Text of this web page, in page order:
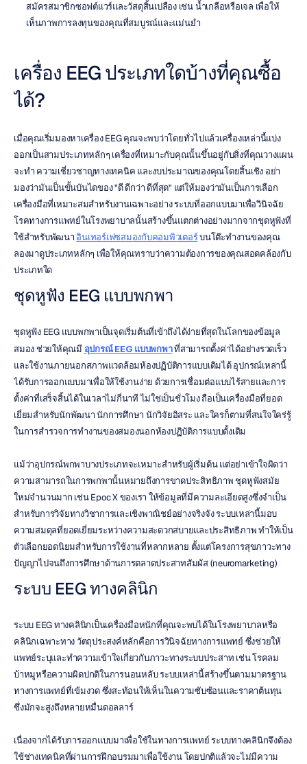
สมัครสมาชิกซอฟต์แวร์และวัสดุสิ้นเปลือง เช่น น้ำเกลือหรือเจล เพื่อให้
เห็นภาพการลงทุนของคุณที่สมบูรณ์และแม่นยำ
เครื่อง EEG ประเภทใดบ้างที่คุณซื้อ
ได้?
เมื่อคุณเริ่มมองหาเครื่อง EEG คุณจะพบว่าโดยทั่วไปแล้วเครื่องเหล่านี้แบ่ง
ออกเป็นสามประเภทหลักๆ เครื่องที่เหมาะกับคุณนั้นขึ้นอยู่กับสิ่งที่คุณวางแผน
จะทำ ความเชี่ยวชาญทางเทคนิค และงบประมาณของคุณโดยสิ้นเชิง อย่า
มองว่ามันเป็นขั้นบันไดของ "ดี ดีกว่า ดีที่สุด" แต่ให้มองว่ามันเป็นการเลือก
เครื่องมือที่เหมาะสมสำหรับงานเฉพาะอย่าง ระบบที่ออกแบบมาเพื่อวินิจฉัย
โรคทางการแพทย์ในโรงพยาบาลนั้นสร้างขึ้นแตกต่างอย่างมากจากชุดหูฟังที่
ใช้สำหรับพัฒนา อินเทอร์เฟซสมองกับคอมพิวเตอร์ บนโต๊ะทำงานของคุณ
ลองมาดูประเภทหลักๆ เพื่อให้คุณทราบว่าความต้องการของคุณสอดคล้องกับ
ประเภทใด
ชุดหูฟัง EEG แบบพกพา
ชุดหูฟัง EEG แบบพกพาเป็นจุดเริ่มต้นที่เข้าถึงได้ง่ายที่สุดในโลกของข้อมูล
สมอง ช่วยให้คุณมี อุปกรณ์ EEG แบบพกพา ที่สามารถตั้งค่าได้อย่างรวดเร็ว
และใช้งานภายนอกสภาพแวดล้อมห้องปฏิบัติการแบบเดิมได้ อุปกรณ์เหล่านี้
ได้รับการออกแบบมาเพื่อให้ใช้งานง่าย ด้วยการเชื่อมต่อแบบไร้สายและการ
ตั้งค่าที่เสร็จสิ้นได้ในเวลาไม่กี่นาที ไม่ใช่เป็นชั่วโมง ถือเป็นเครื่องมือที่ยอด
เยี่ยมสำหรับนักพัฒนา นักการศึกษา นักวิจัยอิสระ และใครก็ตามที่สนใจใคร่รู้
ในการสำรวจการทำงานของสมองนอกห้องปฏิบัติการแบบดั้งเดิม
แม้ว่าอุปกรณ์พกพาบางประเภทจะเหมาะสำหรับผู้เริ่มต้น แต่อย่าเข้าใจผิดว่า
ความสามารถในการพกพานั้นหมายถึงการขาดประสิทธิภาพ ชุดหูฟังสมัย
ใหม่จำนวนมาก เช่น Epoc X ของเรา ให้ข้อมูลที่มีความละเอียดสูงซึ่งจำเป็น
สำหรับการวิจัยทางวิชาการและเชิงพาณิชย์อย่างจริงจัง ระบบเหล่านี้มอบ
ความสมดุลที่ยอดเยี่ยมระหว่างความสะดวกสบายและประสิทธิภาพ ทำให้เป็น
ตัวเลือกยอดนิยมสำหรับการใช้งานที่หลากหลาย ตั้งแต่โครงการสุขภาวะทาง
ปัญญาไปจนถึงการศึกษาด้านการตลาดประสาทสัมผัส (neuromarketing)
ระบบ EEG ทางคลินิก
ระบบ EEG ทางคลินิกเป็นเครื่องมือหนักที่คุณจะพบได้ในโรงพยาบาลหรือ
คลินิกเฉพาะทาง วัตถุประสงค์หลักคือการวินิจฉัยทางการแพทย์ ซึ่งช่วยให้
แพทย์ระบุและทำความเข้าใจเกี่ยวกับภาวะทางระบบประสาท เช่น โรคลม
บ้าหมูหรือความผิดปกติในการนอนหลับ ระบบเหล่านี้สร้างขึ้นตามมาตรฐาน
ทางการแพทย์ที่เข้มงวด ซึ่งสะท้อนให้เห็นในความซับซ้อนและราคาต้นทุน
ซึ่งมักจะสูงถึงหลายหมื่นดอลลาร์
เนื่องจากได้รับการออกแบบมาเพื่อใช้ในทางการแพทย์ ระบบทางคลินิกจึงต้อง
ใช้ช่างเทคนิคที่ผ่านการฝึกอบรมมาเพื่อใช้งาน โดยปกติแล้วจะไม่มีความ